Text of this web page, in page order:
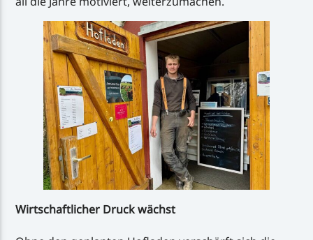
Wirtschaftlicher Druck wächst